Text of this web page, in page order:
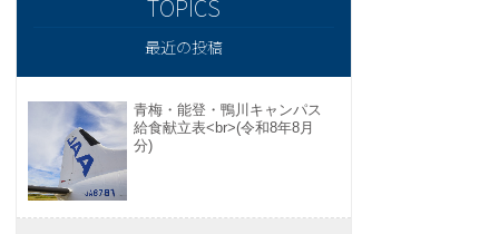
最近の投稿
青梅・能登・鴨川キャンパス
給食献立表<br>(令和8年8月
分)